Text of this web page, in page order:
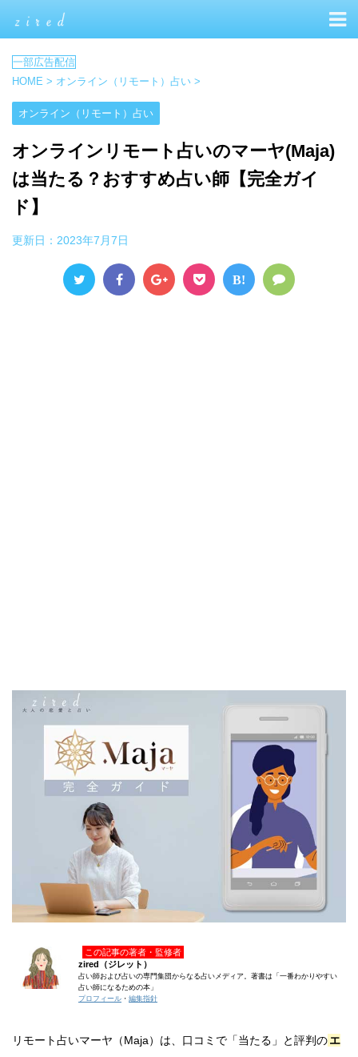
HOME > オンライン（リモート）占い >
オンライン（リモート）占い
オンラインリモート占いのマーヤ(Maja)
は当たる？おすすめ占い師【完全ガイ
ド】
更新日： 2023年7月7日
B!
この記事の著者・監修者
zired（ジレット）
占い師および占いの専門集団からなる占いメディア。著書は「一番わかりやすい
占い師になるための本」
プロフィール ・ 編集指針
リモート占いマーヤ（Maja）は、口コミで「当たる」と評判のエ